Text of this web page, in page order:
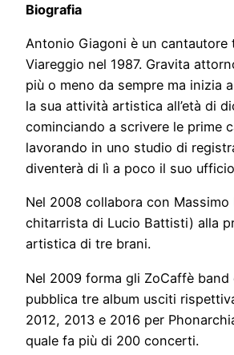
Biografia
Antonio Giagoni è un cantautore
Viareggio nel 1987. Gravita
più o meno da sempre ma inizia
la sua attività artistica all’età di
cominciando a scrivere le prime
lavorando in uno studio di
diventerà di lì a poco il suo
Nel 2008 collabora con Massimo
chitarrista di Lucio Battisti) alla
artistica di tre brani.
Nel 2009 forma gli ZoCaffè band
pubblica tre album usciti
2012, 2013 e 2016 per
quale fa più di 200 concerti.